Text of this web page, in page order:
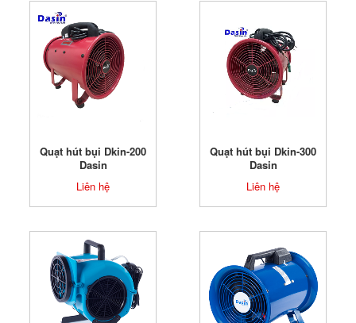
Quạt hút bụi Dkin-200
Dasin
Liên hệ
Quạt hút bụi Dkin-300
Dasin
Liên hệ